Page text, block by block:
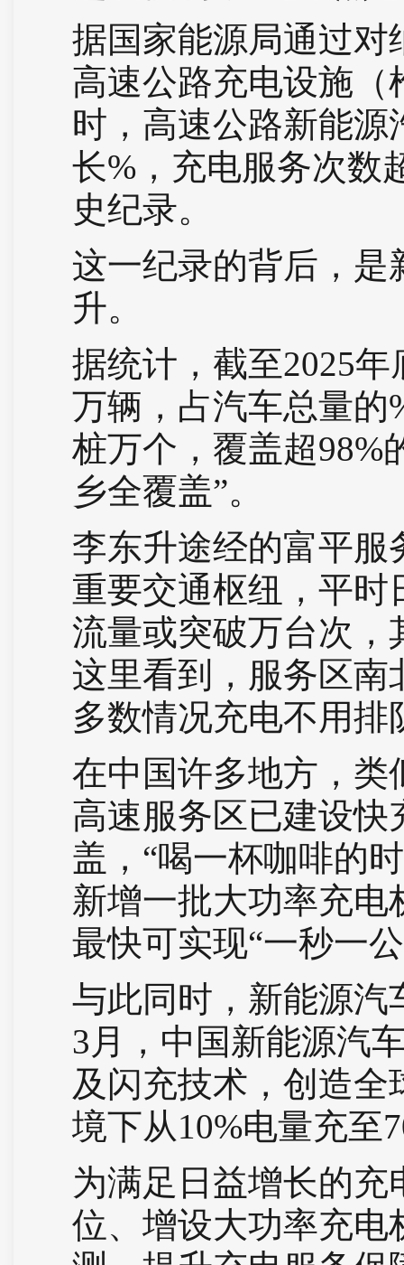
据国家能源局通过对
高速公路充电设施（
时，高速公路新能
长%，充电服务次数
史纪录。
这一纪录的背后，
升。
据统计，截至2025
万辆，占汽车总量的
桩万个，覆盖超98%
乡全覆盖”。
李东升途经的富平
重要交通枢纽，平时
流量或突破万台次，
这里看到，服务区南
多数情况充电不用排
在中国许多地方，类
高速服务区已建设快
盖，“喝一杯咖啡的
新增一批大功率充电
最快可实现“一秒一
与此同时，新能源汽
3月，中国新能源汽
及闪充技术，创造
境下从10%电量充至
为满足日益增长的
位、增设大功率充电